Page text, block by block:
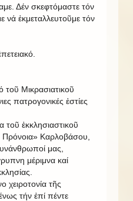
Δέν σκεφτόμαστε τόν
ἐκμεταλλευτοῦμε τόν
τοῦ Μικρασιατικοῦ
πατρογονικές ἑστίες
τοῦ ἐκκλησιαστικοῦ
Πρόνοια» Καρλοβάσου,
μας,
μέριμνα καί
χειροτονία τῆς
τήν ἐπί πέντε